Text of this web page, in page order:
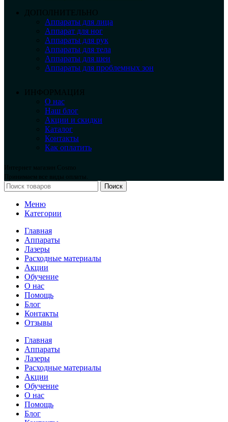
ДОПОЛНИТЕЛЬНО
Аппараты для лица
Аппарат для ног
Аппараты для рук
Аппараты для тела
Аппараты для шеи
Аппараты для проблемных зон
ИНФОРМАЦИЯ
О нас
Наш блог
Акции и скидки
Каталог
Контакты
Как оплатить
Интернет магазин Cosmo
Принимаем все виды оплаты.
Поиск
Меню
Категории
Главная
Аппараты
Лазеры
Расходные материалы
Акции
Обучение
О нас
Помощь
Блог
Контакты
Отзывы
Главная
Аппараты
Лазеры
Расходные материалы
Акции
Обучение
О нас
Помощь
Блог